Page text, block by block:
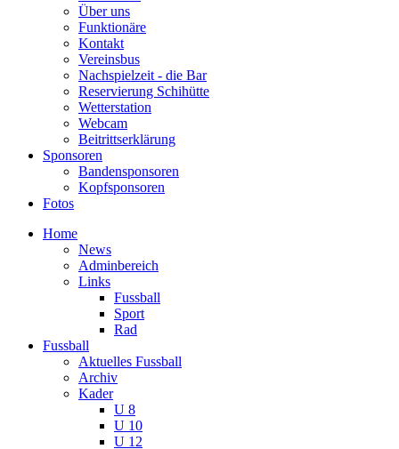
Über uns
Funktionäre
Kontakt
Vereinsbus
Nachspielzeit - die Bar
Reservierung Schihütte
Wetterstation
Webcam
Beitrittserklärung
Sponsoren
Bandensponsoren
Kopfsponsoren
Fotos
Home
News
Adminbereich
Links
Fussball
Sport
Rad
Fussball
Aktuelles Fussball
Archiv
Kader
U 8
U 10
U 12